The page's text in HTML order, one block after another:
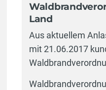
Land
Aus aktuellem
mit 21.06.2017